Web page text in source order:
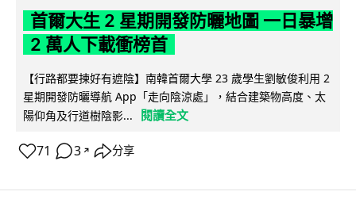
首爾大生 2 星期開發防曬地圖 一日暴增
2 萬人下載衝榜首
【行路都要揀好有遮陰】南韓首爾大學 23 歲學生劉敏俊利用 2
星期開發防曬導航 App「走向陰涼處」，結合建築物高度、太
陽仰角及行道樹陰影...
閱讀全文
71 3 ↗ 分享